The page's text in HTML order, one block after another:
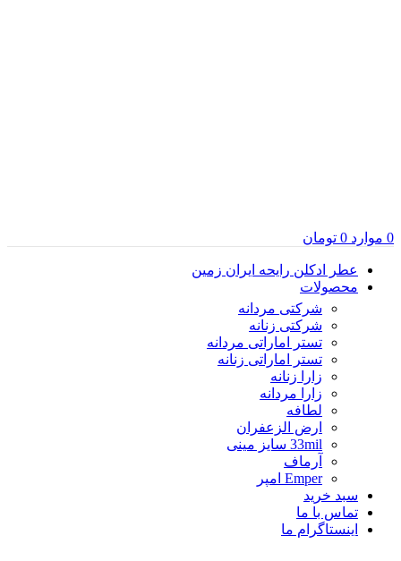
0 موارد 0 تومان
عطر ادکلن رایحه ایران زمین
محصولات
شرکتی مردانه
شرکتی زنانه
تستر اماراتی مردانه
تستر اماراتی زنانه
زارا زنانه
زارا مردانه
لطافه
ارض الزعفران
33mil سایز مینی
آرماف
Emper امپر
سبد خرید
تماس با ما
اینستاگرام ما